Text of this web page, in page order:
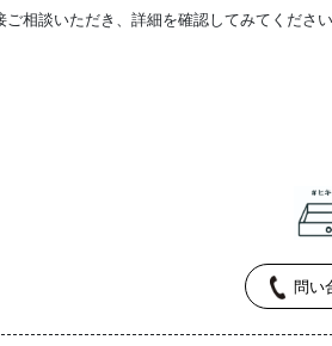
ご相談いただき、詳細を確認してみてください
問い